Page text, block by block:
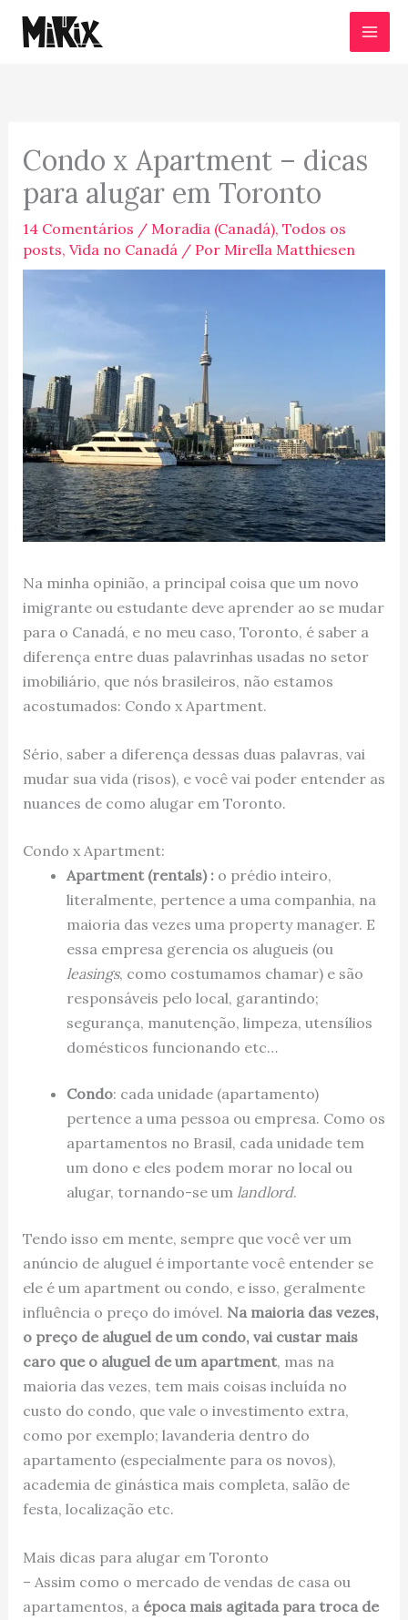
para
Condo x Apartment – dicas
para alugar em Toronto
14 Comentários / Moradia (Canadá), Todos os
posts, Vida no Canadá/ Por Mirella Matthiesen
Na minha opinião, a principal coisa que um novo
imigrante ou estudante deve aprender ao se mudar
para o Canadá, e no meu caso, Toronto, é saber a
diferença entre duas palavrinhas usadas no setor
imobiliário, que nós brasileiros, não estamos
acostumados: Condo x Apartment.
Sério, saber a diferença dessas duas palavras, vai
mudar sua vida (risos), e você vai poder entender as
nuances de como alugar em Toronto.
Condo x Apartment:
Apartment (rentals) :o prédio inteiro,
literalmente, pertence a uma companhia, na
maioria das vezes uma property manager. E
essa empresa gerencia os alugueis (ou
leasings, como costumamos chamar) e são
responsáveis pelo local, garantindo;
segurança, manutenção, limpeza, utensílios
domésticos funcionando etc…
Condo: cada unidade (apartamento)
pertence a uma pessoa ou empresa. Como os
apartamentos no Brasil, cada unidade tem
um dono e eles podem morar no local ou
alugar, tornando-se um landlord.
Tendo isso em mente, sempre que você ver um
anúncio de aluguel é importante você entender se
ele é um apartment ou condo, e isso, geralmente
influência o preço do imóvel. Na maioria das vezes,
o preço de aluguel de um condo, vai custar mais
caro que o aluguel de um apartment, mas na
maioria das vezes, tem mais coisas incluída no
custo do condo, que vale o investimento extra,
como por exemplo; lavanderia dentro do
apartamento (especialmente para os novos),
academia de ginástica mais completa, salão de
festa, localização etc.
Mais dicas para alugar em Toronto
– Assim como o mercado de vendas de casa ou
apartamentos, a época mais agitada para troca de